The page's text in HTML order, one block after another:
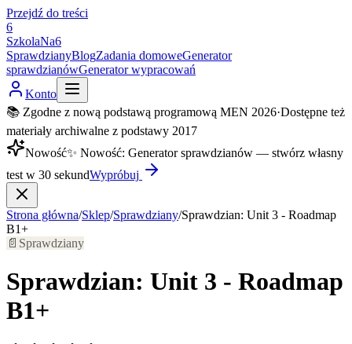
Przejdź do treści
6
SzkolaNa6
SprawdzianyBlogZadania domoweGenerator
sprawdzianówGenerator wypracowań
Konto
📚 Zgodne z nową podstawą programową MEN 2026·Dostępne też
materiały archiwalne z podstawy 2017
Nowość✨ Nowość: Generator sprawdzianów — stwórz własny
test w 30 sekundWypróbuj
Strona główna/Sklep/Sprawdziany/Sprawdzian: Unit 3 - Roadmap
B1+
📄 Sprawdziany
Sprawdzian: Unit 3 - Roadmap
B1+